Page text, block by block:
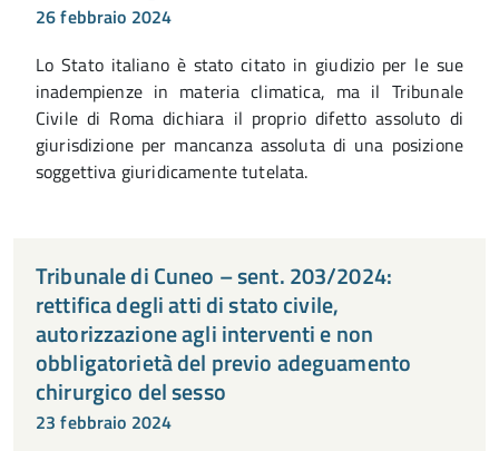
26 febbraio 2024
Lo Stato italiano è stato citato in giudizio per le sue
inadempienze in materia climatica, ma il Tribunale
Civile di Roma dichiara il proprio difetto assoluto di
giurisdizione per mancanza assoluta di una posizione
soggettiva giuridicamente tutelata.
Tribunale di Cuneo – sent. 203/2024:
rettifica degli atti di stato civile,
autorizzazione agli interventi e non
obbligatorietà del previo adeguamento
chirurgico del sesso
23 febbraio 2024